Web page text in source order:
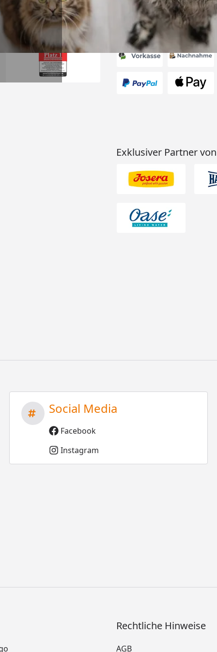
Akzeptierte
Exklusiver Partner von
Social Media
Facebook
Instagram
Rechtliche Hinweise
AGB